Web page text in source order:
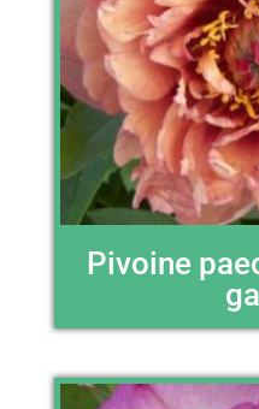
Pivoine